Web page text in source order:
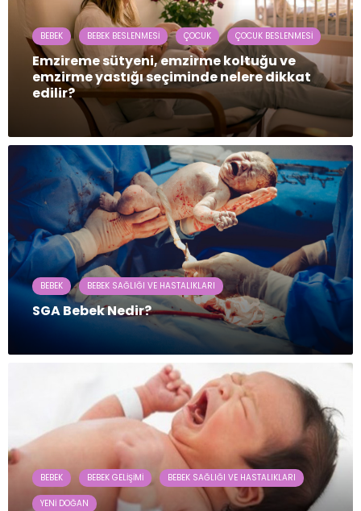
BEBEK BEBEK BESLENMESI ÇOCUK ÇOCUK BESLENMESI
Emzireme sütyeni, emzirme koltuğu ve
emzirme yastığı seçiminde nelere dikkat
edilir?
BEBEK BEBEK SAĞLIĞI VE HASTALIKLARI
SGA Bebek Nedir?
BEBEK BEBEK GELIŞIMI BEBEK SAĞLIĞI VE HASTALIKLARI
YENI DOĞAN